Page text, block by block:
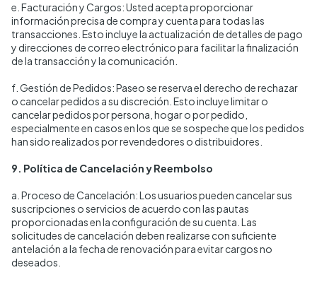
e. Facturación y Cargos: Usted acepta proporcionar
información precisa de compra y cuenta para todas las
transacciones. Esto incluye la actualización de detalles de pago
y direcciones de correo electrónico para facilitar la finalización
de la transacción y la comunicación.
f. Gestión de Pedidos: Paseo se reserva el derecho de rechazar
o cancelar pedidos a su discreción. Esto incluye limitar o
cancelar pedidos por persona, hogar o por pedido,
especialmente en casos en los que se sospeche que los pedidos
han sido realizados por revendedores o distribuidores.
9. Política de Cancelación y Reembolso
a. Proceso de Cancelación: Los usuarios pueden cancelar sus
suscripciones o servicios de acuerdo con las pautas
proporcionadas en la configuración de su cuenta. Las
solicitudes de cancelación deben realizarse con suficiente
antelación a la fecha de renovación para evitar cargos no
deseados.